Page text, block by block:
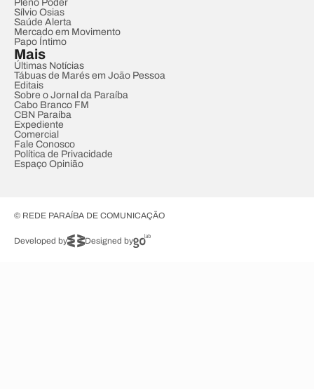
Pleno Poder
Sílvio Osias
Saúde Alerta
Mercado em Movimento
Papo Íntimo
Mais
Últimas Notícias
Tábuas de Marés em João Pessoa
Editais
Sobre o Jornal da Paraíba
Cabo Branco FM
CBN Paraíba
Expediente
Comercial
Fale Conosco
Política de Privacidade
Espaço Opinião
© REDE PARAÍBA DE COMUNICAÇÃO
Developed by Designed by